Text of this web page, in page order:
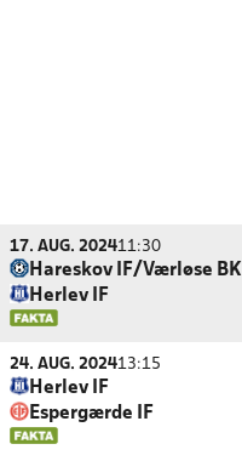
17. AUG. 202411:30
Hareskov IF/Værløse BK
Herlev IF
24. AUG. 202413:15
Herlev IF
Espergærde IF